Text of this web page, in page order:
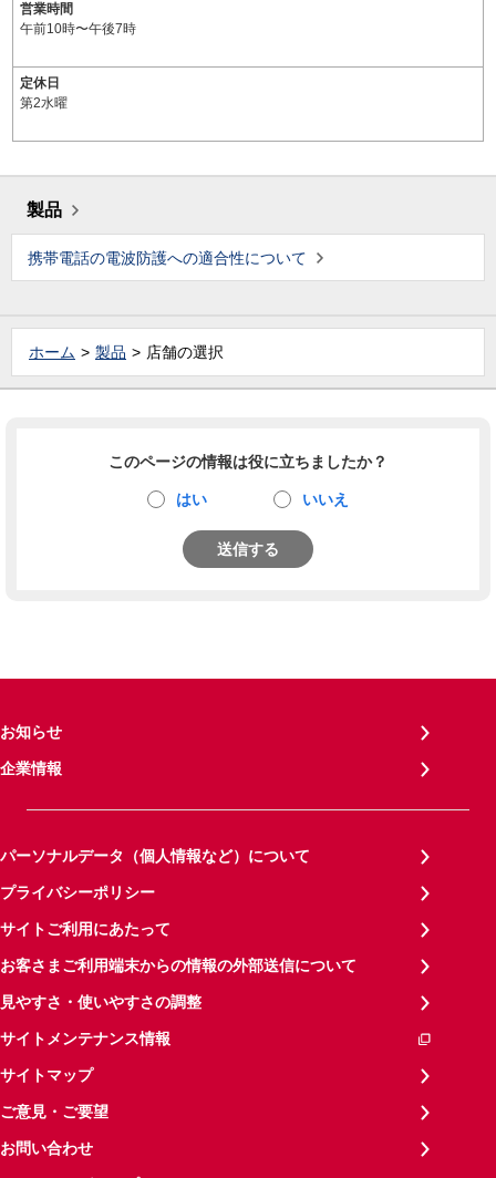
営業時間
午前10時〜午後7時
定休日
第2水曜
製品
携帯電話の電波防護への適合性について
ホーム 製品 店舗の選択
このページの情報は役に立ちましたか？
はい いいえ
送信する
お知らせ
企業情報
パーソナルデータ（個人情報など）について
プライバシーポリシー
サイトご利用にあたって
お客さまご利用端末からの情報の外部送信について
見やすさ・使いやすさの調整
サイトメンテナンス情報
サイトマップ
ご意見・ご要望
お問い合わせ